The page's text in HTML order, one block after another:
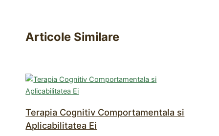
Articole Similare
Terapia Cognitiv Comportamentala si
Aplicabilitatea Ei